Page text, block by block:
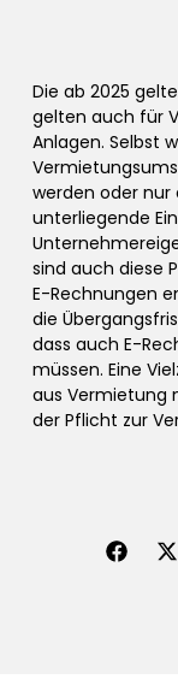
Die ab 2025
gelten auch für
Anlagen. Selbst
werden oder nur
unterliegende
sind auch diese
E-Rechnungen
die
dass auch E-
müssen. Eine
aus Vermietung
der Pflicht zur